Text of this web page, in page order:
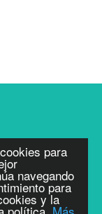
para
navegando
para
y la